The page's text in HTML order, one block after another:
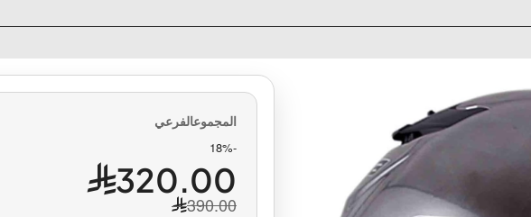
-18%
320.00
390.00